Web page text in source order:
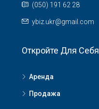
(050) 191 62 28
ybiz.ukr@gmail.com
Откройте Для Себя
Аренда
Продажа